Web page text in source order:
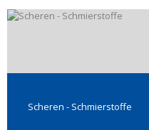
Scheren - Schmierstoffe